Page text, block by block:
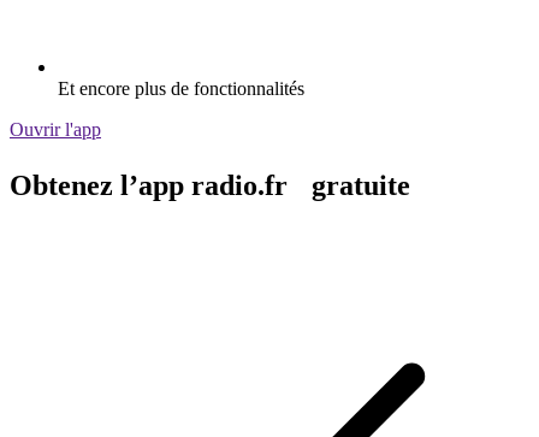
Et encore plus de fonctionnalités
Ouvrir l'app
Obtenez l’app radio.fr gratuite